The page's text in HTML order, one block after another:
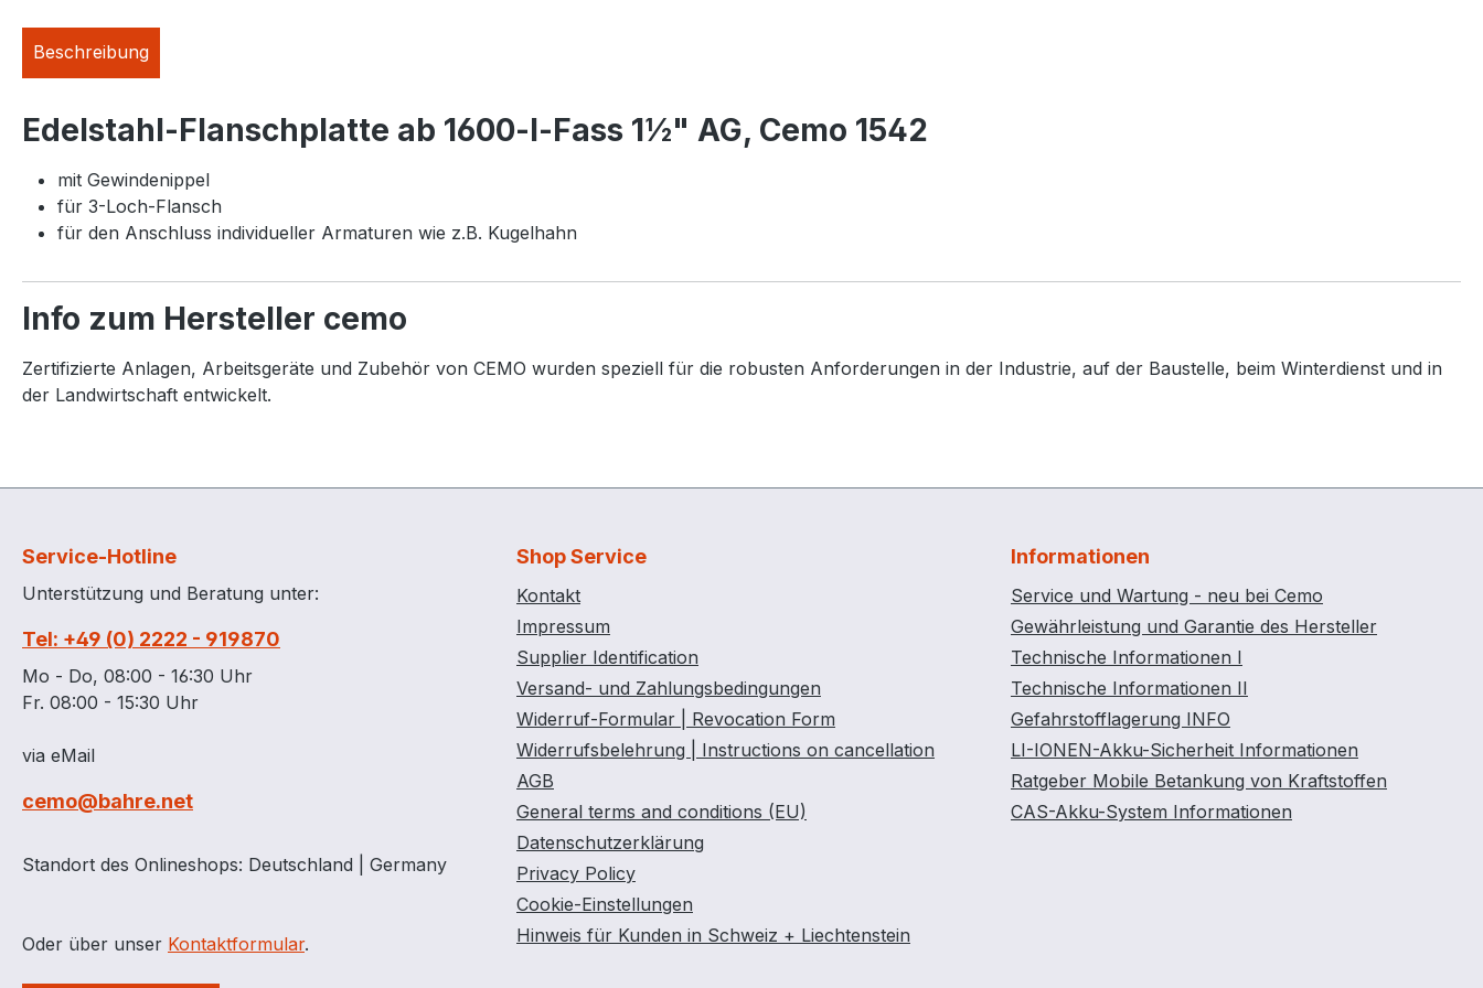
Beschreibung
Edelstahl-Flanschplatte ab 1600-l-Fass 1½" AG, Cemo 1542
mit Gewindenippel
für 3-Loch-Flansch
für den Anschluss individueller Armaturen wie z.B. Kugelhahn
Info zum Hersteller cemo
Zertifizierte Anlagen, Arbeitsgeräte und Zubehör von CEMO wurden speziell für die robusten Anforderungen in der Industrie, auf der Baustelle, beim Winterdienst und in
der Landwirtschaft entwickelt.
Service-Hotline
Unterstützung und Beratung unter:
Tel: +49 (0) 2222 - 919870
Mo - Do, 08:00 - 16:30 Uhr
Fr. 08:00 - 15:30 Uhr
via eMail
cemo@bahre.net
Standort des Onlineshops: Deutschland | Germany
Oder über unser Kontaktformular.
Shop Service
Kontakt
Impressum
Supplier Identification
Versand- und Zahlungsbedingungen
Widerruf-Formular | Revocation Form
Widerrufsbelehrung | Instructions on cancellation
AGB
General terms and conditions (EU)
Datenschutzerklärung
Privacy Policy
Cookie-Einstellungen
Hinweis für Kunden in Schweiz + Liechtenstein
Informationen
Service und Wartung - neu bei Cemo
Gewährleistung und Garantie des Hersteller
Technische Informationen I
Technische Informationen II
Gefahrstofflagerung INFO
LI-IONEN-Akku-Sicherheit Informationen
Ratgeber Mobile Betankung von Kraftstoffen
CAS-Akku-System Informationen